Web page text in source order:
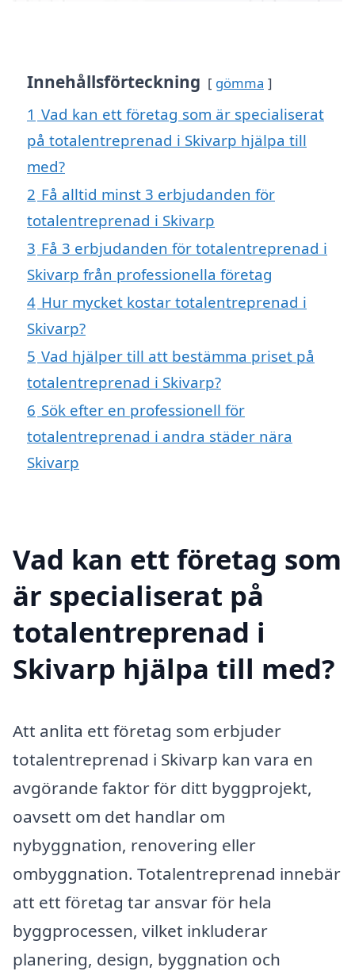
Innehållsförteckning gömma
1 Vad kan ett företag som är specialiserat
på totalentreprenad i Skivarp hjälpa till
med?
2 Få alltid minst 3 erbjudanden för
totalentreprenad i Skivarp
3 Få 3 erbjudanden för totalentreprenad i
Skivarp från professionella företag
4 Hur mycket kostar totalentreprenad i
Skivarp?
5 Vad hjälper till att bestämma priset på
totalentreprenad i Skivarp?
6 Sök efter en professionell för
totalentreprenad i andra städer nära
Skivarp
Vad kan ett företag som
är specialiserat på
totalentreprenad i
Skivarp hjälpa till med?
Att anlita ett företag som erbjuder
totalentreprenad i Skivarp kan vara en
avgörande faktor för ditt byggprojekt,
oavsett om det handlar om
nybyggnation, renovering eller
ombyggnation. Totalentreprenad innebär
att ett företag tar ansvar för hela
byggprocessen, vilket inkluderar
planering, design, byggnation och